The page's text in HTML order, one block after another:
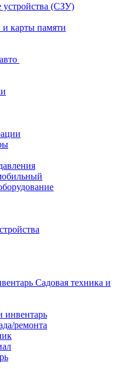
устройства (СЗУ)
карты памяти
Садовая техника и
инвентарь
ремонта